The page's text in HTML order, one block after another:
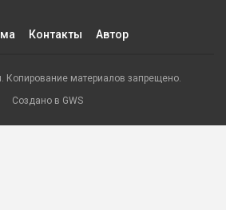
Контакты Автор
Копирование материалов запрещено.
Создано в GWS